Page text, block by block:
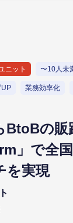
ニット 〜10人未
UP 業務効率化
の販
」で全
を実現